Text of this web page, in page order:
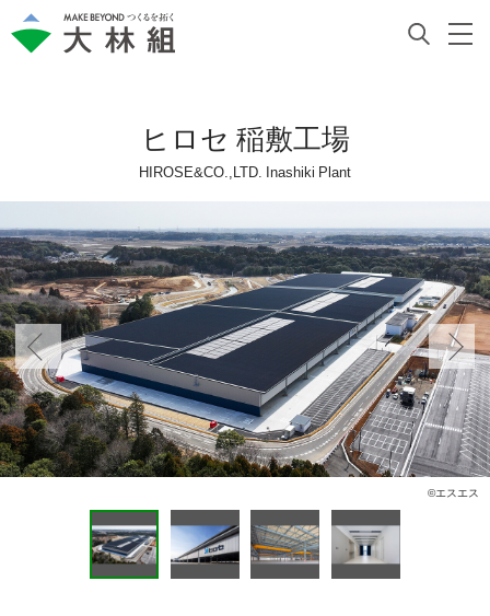
ヒロセ 稲敷工場
HIROSE&CO.,LTD. Inashiki Plant
©エスエス